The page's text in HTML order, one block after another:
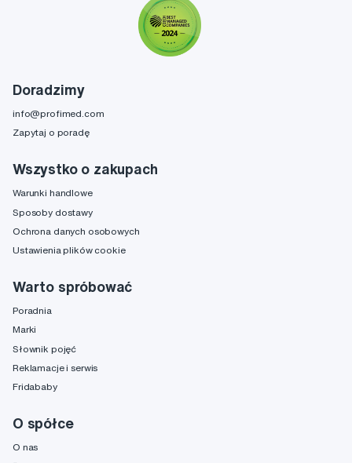
Doradzimy
info@profimed.com
Zapytaj o poradę
Wszystko o zakupach
Warunki handlowe
Sposoby dostawy
Ochrona danych osobowych
Ustawienia plików cookie
Warto spróbować
Poradnia
Marki
Słownik pojęć
Reklamacje i serwis
Fridababy
O spółce
O nas